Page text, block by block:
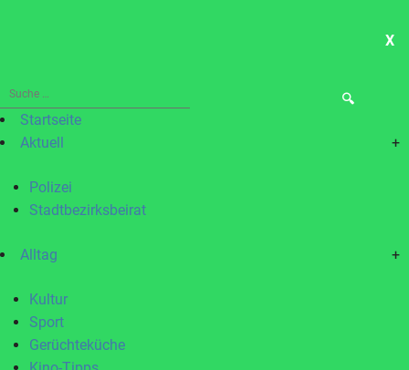
X
Suche
nach:Startseite
Aktuell
+
Polizei
Stadtbezirksbeirat
Alltag +
Kultur
Sport
Gerüchteküche